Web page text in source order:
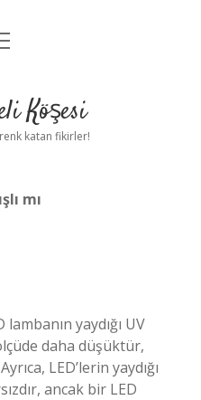
Köşesi
katan fikirler!
mı
lambanın yaydığı UV
daha düşüktür,
LED’lerin yaydığı
ancak bir LED